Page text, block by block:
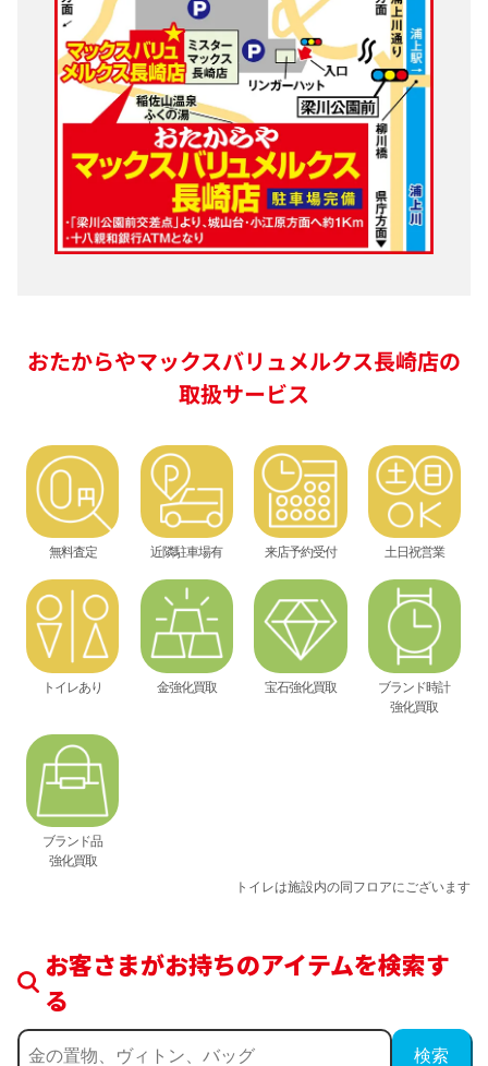
おたからやマックスバリュメルクス長崎店の
取扱サービス
無料査定 近隣駐車場有 来店予約受付 土日祝営業
トイレあり 金強化買取 宝石強化買取
ブランド時計
強化買取
ブランド品
強化買取
トイレは施設内の同フロアにございます
お客さまがお持ちのアイテムを検索す
る